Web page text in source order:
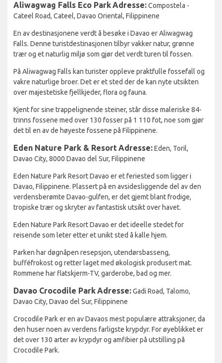
Aliwagwag Falls Eco ParkAdresse:Compostela -
Cateel Road, Cateel, Davao Oriental, Filippinene
En av destinasjonene verdt å besøke i Davao er Aliwagwag
Falls. Denne turistdestinasjonen tilbyr vakker natur, grønne
trær og et naturlig miljø som gjør det verdt turen til fossen.
På Aliwagwag Falls kan turister oppleve praktfulle fossefall og
vakre naturlige broer. Det er et sted der de kan nyte utsikten
over majestetiske fjellkjeder, flora og fauna.
Kjent for sine trappelignende steiner, står disse maleriske 84-
trinns fossene med over 130 fosser på 1 110 fot, noe som gjør
det til en av de høyeste fossene på Filippinene.
Eden Nature Park & ResortAdresse:Eden, Toril,
Davao City, 8000 Davao del Sur, Filippinene
Eden Nature Park Resort Davao er et feriested som ligger i
Davao, Filippinene. Plassert på en avsidesliggende del av den
verdensberømte Davao-gulfen, er det gjemt blant frodige,
tropiske trær og skryter av fantastisk utsikt over havet.
Eden Nature Park Resort Davao er det ideelle stedet for
reisende som leter etter et unikt sted å kalle hjem.
Parken har døgnåpen resepsjon, utendørsbasseng,
bufféfrokost og retter laget med økologisk produsert mat.
Rommene har flatskjerm-TV, garderobe, bad og mer.
Davao Crocodile ParkAdresse:Gadi Road, Talomo,
Davao City, Davao del Sur, Filippinene
Crocodile Park er en av Davaos mest populære attraksjoner, da
den huser noen av verdens farligste krypdyr. For øyeblikket er
det over 130 arter av krypdyr og amfibier på utstilling på
Crocodile Park.